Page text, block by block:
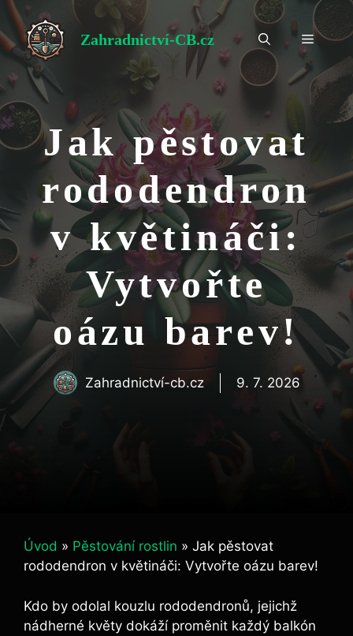
Přeskočit
na
obsah
Zahradnictví-CB.cz Menu
Jak pěstovat
rododendron
v květináči:
Vytvořte
oázu barev!
Zahradnictví-cb.cz 9. 7. 2026
Úvod » Pěstování rostlin » Jak pěstovat
rododendron v květináči: Vytvořte oázu barev!
Kdo by odolal kouzlu rododendronů, jejichž
nádherné květy dokáží proměnit každý balkón